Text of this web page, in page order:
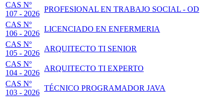
CAS Nº
107 - 2026
PROFESIONAL EN TRABAJO SOCIAL - OD
CAS Nº
106 - 2026
LICENCIADO EN ENFERMERIA
CAS Nº
105 - 2026
ARQUITECTO TI SENIOR
CAS Nº
104 - 2026
ARQUITECTO TI EXPERTO
CAS Nº
103 - 2026
TÉCNICO PROGRAMADOR JAVA